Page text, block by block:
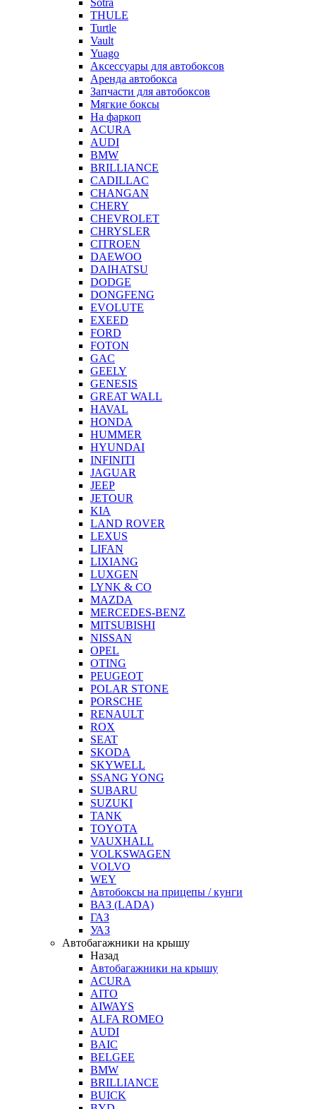
Sotra
THULE
Turtle
Vault
Yuago
Аксессуары для автобоксов
Аренда автобокса
Запчасти для автобоксов
Мягкие боксы
На фаркоп
ACURA
AUDI
BMW
BRILLIANCE
CADILLAC
CHANGAN
CHERY
CHEVROLET
CHRYSLER
CITROEN
DAEWOO
DAIHATSU
DODGE
DONGFENG
EVOLUTE
EXEED
FORD
FOTON
GAC
GEELY
GENESIS
GREAT WALL
HAVAL
HONDA
HUMMER
HYUNDAI
INFINITI
JAGUAR
JEEP
JETOUR
KIA
LAND ROVER
LEXUS
LIFAN
LIXIANG
LUXGEN
LYNK & CO
MAZDA
MERCEDES-BENZ
MITSUBISHI
NISSAN
OPEL
OTING
PEUGEOT
POLAR STONE
PORSCHE
RENAULT
ROX
SEAT
SKODA
SKYWELL
SSANG YONG
SUBARU
SUZUKI
TANK
TOYOTA
VAUXHALL
VOLKSWAGEN
VOLVO
WEY
Автобоксы на прицепы / кунги
ВАЗ (LADA)
ГАЗ
УАЗ
Автобагажники на крышу
Назад
Автобагажники на крышу
ACURA
AITO
AIWAYS
ALFA ROMEO
AUDI
BAIC
BELGEE
BMW
BRILLIANCE
BUICK